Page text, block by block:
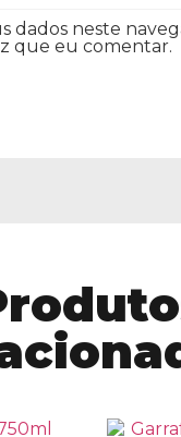
dados neste
que eu comentar.